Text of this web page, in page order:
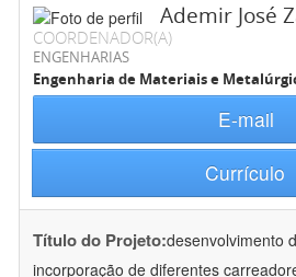
Ademir José
COORDENADOR(A)
ENGENHARIAS
Engenharia de Materiais e
E-mail
Currículo
Título do Projeto:desenvolvimento
incorporação de diferentes